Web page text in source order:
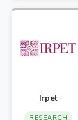
Irpet
RESEARCH